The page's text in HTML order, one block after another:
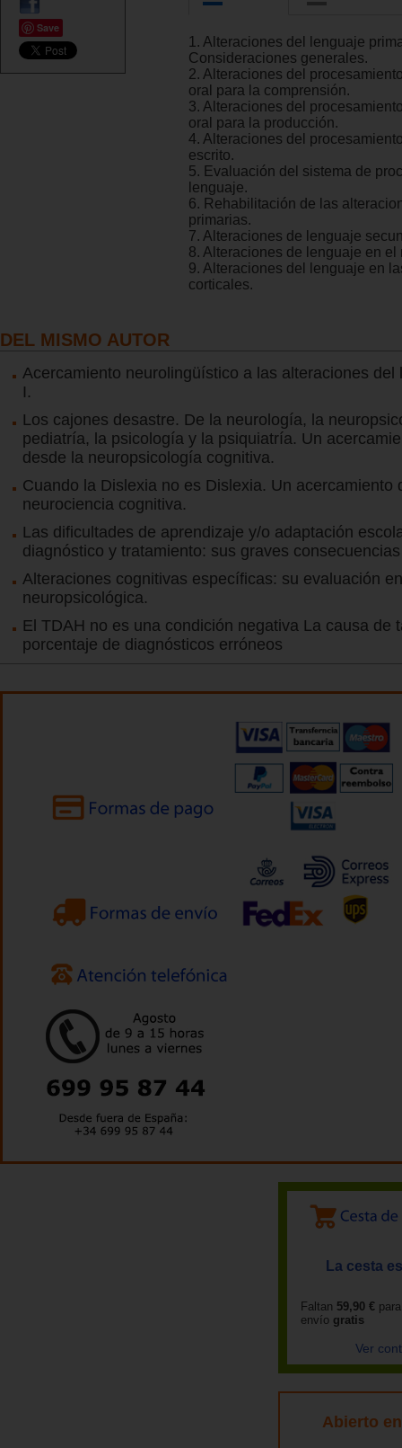
Save
1. Alteraciones del lenguaje
Consideraciones generales.
2. Alteraciones del
oral para la comprensión.
3. Alteraciones del
oral para la producción.
4. Alteraciones del
escrito.
5. Evaluación del sistema de
lenguaje.
6. Rehabilitación de las
primarias.
7. Alteraciones de lenguaje
8. Alteraciones de lenguaje en el
9. Alteraciones del lenguaje en
corticales.
DEL MISMO AUTOR
Acercamiento neurolingüístico a las alteraciones del
I.
Los cajones desastre. De la neurología, la
pediatría, la psicología y la psiquiatría. Un
desde la neuropsicología cognitiva.
Cuando la Dislexia no es Dislexia. Un acercamiento
neurociencia cognitiva.
Las dificultades de aprendizaje y/o adaptación
diagnóstico y tratamiento: sus graves
Alteraciones cognitivas específicas: su evaluación
neuropsicológica.
El TDAH no es una condición negativa La causa de
porcentaje de diagnósticos erróneos
La cesta
Faltan 59,90 €
envío gratis
Ver
Abierto